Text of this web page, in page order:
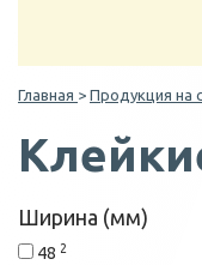
Главная > Продукция на
Ширина (мм)
48 2